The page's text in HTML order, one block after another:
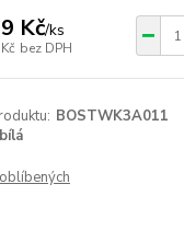
Kč/ks
bez DPH
BOSTWK3A011